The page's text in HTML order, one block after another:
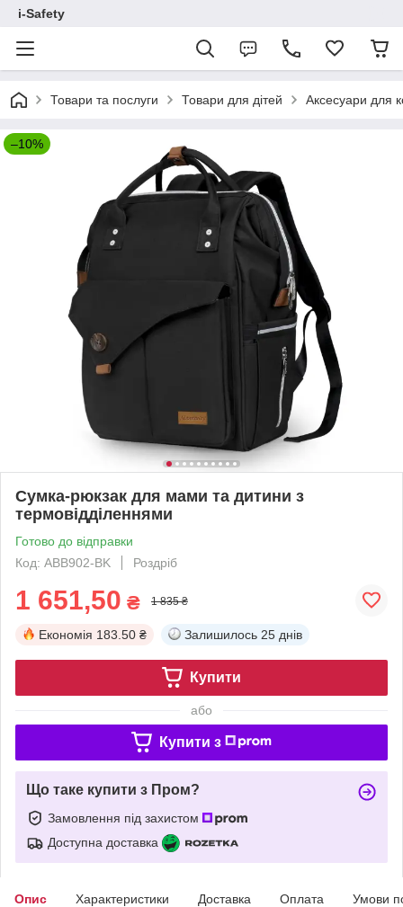
i-Safety
Товари та послуги Товари для дітей Аксесуари для
–10%
Cумка-рюкзак для мами та дитини з
термовідділеннями
Готово до відправки
Код: ABB902-BK
Роздріб
1 651,50 ₴ 1 835 ₴
Економія 183.50 ₴ Залишилось 25 днів
Купити
або
Купити з
Що таке купити з Пром?
Замовлення під захистом
Доступна доставка
Опис Характеристики Доставка Оплата Умови